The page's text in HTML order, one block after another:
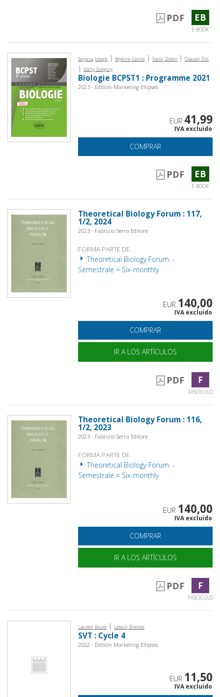
PDF EB
E-BOOK
Segarra, Joseph | Ahyerre, Carole | Favre, Didier | Chauvet, Éric
| Bailly, Grégory
Biologie BCPST1 : Programme 2021
2023 - Édition Marketing Ellipses
EUR 41,99
IVA excluido
COMPRAR
PDF EB
E-BOOK
Theoretical Biology Forum : 117,
1/2, 2024
2023 - Fabrizio Serra Editore
FORMA PARTE DE
Theoretical Biology Forum. -
Semestrale = Six-monthly
EUR 140,00
IVA excluido
COMPRAR
IR A LOS ARTÍCULOS
PDF F
FASCÍCULO
Theoretical Biology Forum : 116,
1/2, 2023
2023 - Fabrizio Serra Editore
FORMA PARTE DE
Theoretical Biology Forum. -
Semestrale = Six-monthly
EUR 140,00
IVA excluido
COMPRAR
IR A LOS ARTÍCULOS
PDF F
FASCÍCULO
Laurent, Bruno | Lebert, Émeline
SVT : Cycle 4
2022 - Édition Marketing Ellipses
EUR 11,50
IVA excluido